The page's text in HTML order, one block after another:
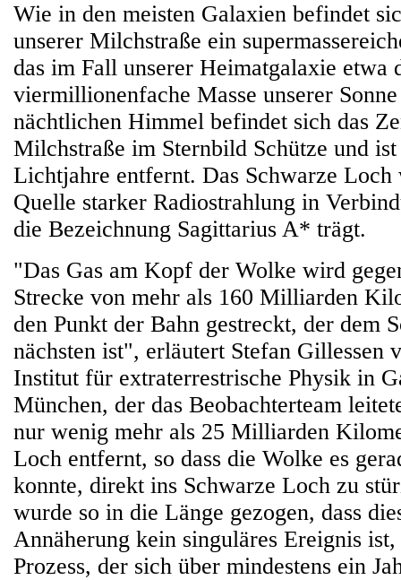
Wie in den meisten Galaxien befindet
unserer Milchstraße ein
das im Fall unserer Heimatgalaxie etwa
viermillionenfache Masse unserer
nächtlichen Himmel befindet sich das
Milchstraße im Sternbild Schütze und
Lichtjahre entfernt. Das Schwarze
Quelle starker Radiostrahlung in
die Bezeichnung Sagittarius A* trägt.
"Das Gas am Kopf der Wolke wird
Strecke von mehr als 160 Milliarden
den Punkt der Bahn gestreckt, der dem
nächsten ist", erläutert Stefan Gillessen
Institut für extraterrestrische Physik in
München, der das Beobachterteam
nur wenig mehr als 25 Milliarden
Loch entfernt, so dass die Wolke es
konnte, direkt ins Schwarze Loch zu
wurde so in die Länge gezogen, dass
Annäherung kein singuläres Ereignis
Prozess, der sich über mindestens ein